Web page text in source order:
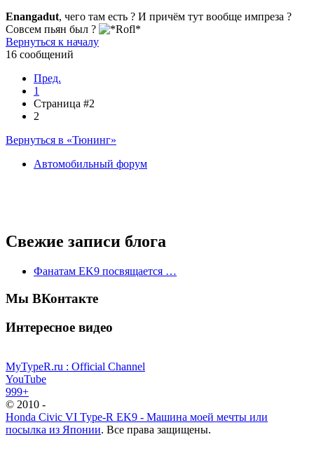
Enangadut, чего там есть ? И причём тут вообще импреза ?
Совсем пьян был ?
Вернуться к началу
16 сообщений
Пред.
1
Страница #2
2
Вернуться в «Тюнинг»
Автомобильный форум
Свежие записи блога
Фанатам EK9 посвящается …
Мы ВКонтакте
Интересное видео
MyTypeR.ru : Official Channel
YouTube
999+
© 2010 -
Honda Civic VI Type-R EK9 - Машина моей мечты или
посылка из Японии. Все права защищены.